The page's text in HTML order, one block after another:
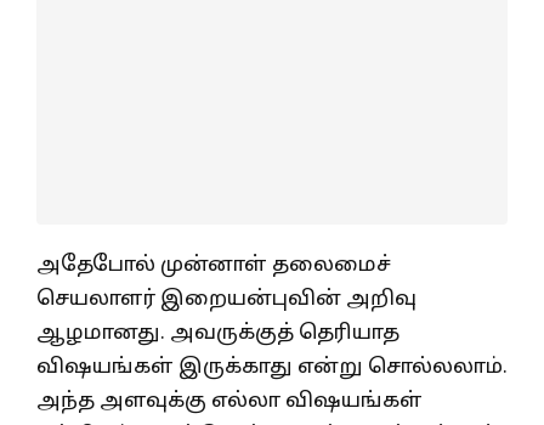
அதேபோல் முன்னாள் தலைமைச்
செயலாளர் இறையன்புவின் அறிவு
ஆழமானது. அவருக்குத் தெரியாத
விஷயங்கள் இருக்காது என்று சொல்லலாம்.
அந்த அளவுக்கு எல்லா விஷயங்கள்